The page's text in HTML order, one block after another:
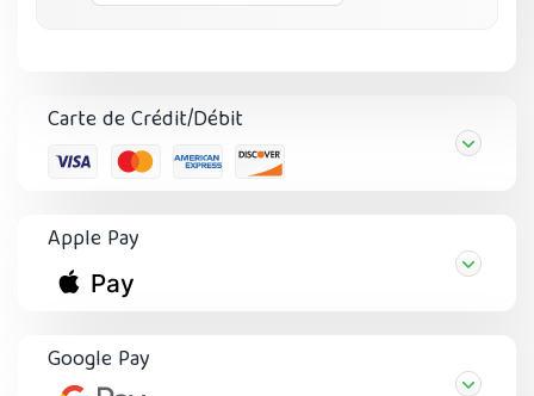
Carte de Crédit/Débit
Apple Pay
Google Pay